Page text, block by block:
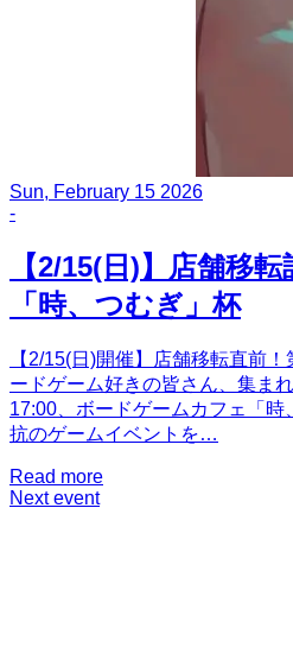
Sun, February 15 2026
-
【2/15(日)】店舗移
「時、つむぎ」杯
【2/15(日)開催】店舗移転直前
ードゲーム好きの皆さん、集ま
17:00、ボードゲームカフェ「
抗のゲームイベントを…
Read more
Next event